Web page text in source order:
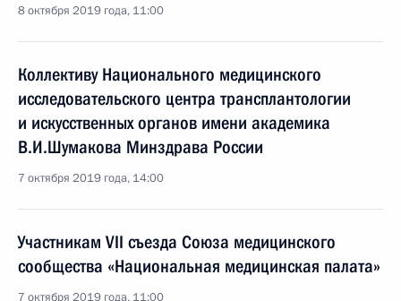
8 октября 2019 года, 11:00
Коллективу Национального медицинского
исследовательского центра трансплантологии
и искусственных органов имени академика
В.И.Шумакова Минздрава России
7 октября 2019 года, 14:00
Участникам VII съезда Союза медицинского
сообщества «Национальная медицинская палата»
7 октября 2019 года, 11:00